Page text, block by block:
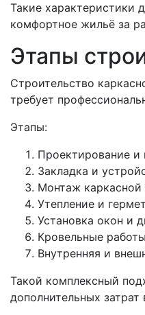
Такие характеристики
комфортное жильё за
Этапы
Строительство
требует
Этапы:
Проектирование и
Закладка и
Монтаж каркасной
Утепление и
Установка окон и
Кровельные
Внутренняя и
Такой комплексный
дополнительных